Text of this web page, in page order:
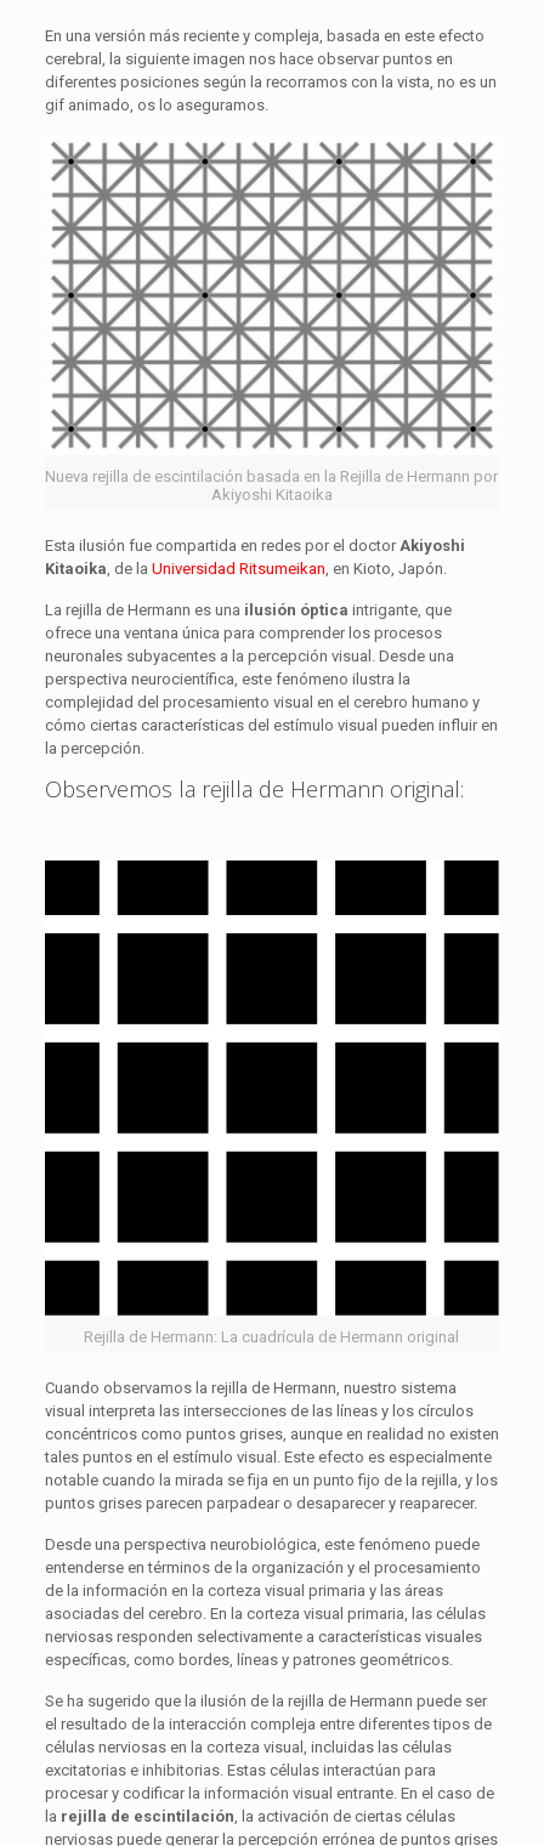
En una versión más reciente y compleja, basada en este efecto
cerebral, la siguiente imagen nos hace observar puntos en
diferentes posiciones según la recorramos con la vista, no es un
gif animado, os lo aseguramos.
Nueva rejilla de escintilación basada en la Rejilla de Hermann por
Akiyoshi Kitaoika
Esta ilusión fue compartida en redes por el doctorAkiyoshi
Kitaoika, de la Universidad Ritsumeikan, en Kioto, Japón.
La rejilla de Hermann es una ilusión óptica intrigante, que
ofrece una ventana única para comprender los procesos
neuronales subyacentes a la percepción visual. Desde una
perspectiva neurocientífica, este fenómeno ilustra la
complejidad del procesamiento visual en el cerebro humano y
cómo ciertas características del estímulo visual pueden influir en
la percepción.
Observemos la rejilla de Hermann original:
Rejilla de Hermann: La cuadrícula de Hermann original
Cuando observamos la rejilla de Hermann, nuestro sistema
visual interpreta las intersecciones de las líneas y los círculos
concéntricos como puntos grises, aunque en realidad no existen
tales puntos en el estímulo visual. Este efecto es especialmente
notable cuando la mirada se fija en un punto fijo de la rejilla, y los
puntos grises parecen parpadear o desaparecer y reaparecer.
Desde una perspectiva neurobiológica, este fenómeno puede
entenderse en términos de la organización y el procesamiento
de la información en la corteza visual primaria y las áreas
asociadas del cerebro. En la corteza visual primaria, las células
nerviosas responden selectivamente a características visuales
específicas, como bordes, líneas y patrones geométricos.
Se ha sugerido que la ilusión de la rejilla de Hermann puede ser
el resultado de la interacción compleja entre diferentes tipos de
células nerviosas en la corteza visual, incluidas las células
excitatorias e inhibitorias. Estas células interactúan para
procesar y codificar la información visual entrante. En el caso de
la rejilla de escintilación , la activación de ciertas células
nerviosas puede generar la percepción errónea de puntos grises